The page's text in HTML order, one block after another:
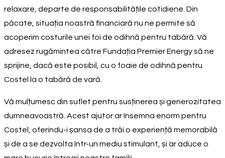
relaxare, departe de responsabilitățile cotidiene. Din
păcate, situația noastră financiară nu ne permite să
acoperim costurile unei foi de odihnă pentru tabără. Vă
adresez rugămintea către Fundația Premier Energy să ne
sprijine, dacă este posibil, cu o foaie de odihnă pentru
Costel la o tabără de vară.
Vă mulțumesc din suflet pentru susținerea și generozitatea
dumneavoastră. Acest ajutor ar însemna enorm pentru
Costel, oferindu-i șansa de a trăi o experiență memorabilă
și de a se dezvolta într-un mediu stimulant, și ar aduce o